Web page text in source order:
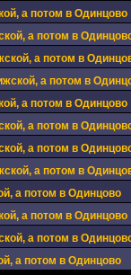
а потом в Одинцово
а потом в
а потом в
а потом в
а потом в Одинцово
а потом в
а потом в
а потом в
а потом в Одинцово
а потом в Одинцово
а потом в
а потом в Одинцово